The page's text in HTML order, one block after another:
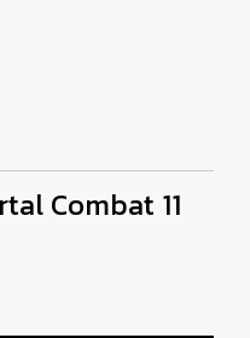
Combat 11